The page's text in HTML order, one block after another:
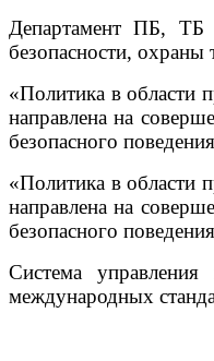
Департамент ПБ, ТБ
безопасности,
«Политика в области
направлена на
безопасного
«Политика в области
направлена на
безопасного
Система
международных